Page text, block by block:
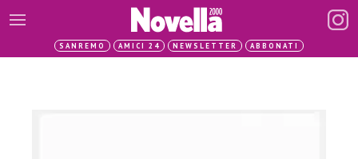
SANREMO AMICI 24 NEWSLETTER ABBONATI